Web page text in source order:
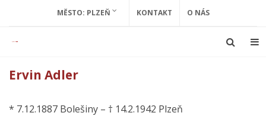
MĚSTO: PLZEŇ KONTAKT O NÁS
Ervin Adler
* 7.12.1887 Bolešiny – † 14.2.1942 Plzeň